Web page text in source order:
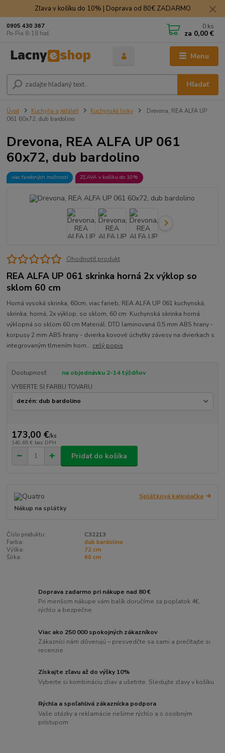
Zľava v košíku do 10% | Doprava od 80€ ZADARMO
Menu
Hľadať
0905 430 367
Po-Pia 8-18 hod.
0 ks
za 0,00 €
Úvod Kuchyňa a jedáleň Kuchynské linky
Drevona, REA ALFA UP
061 60x72, dub bardolino
Drevona, REA ALFA UP 061
60x72, dub bardolino
viac farebných možností ZĽAVA v košíku do 10%
Ohodnotiť produkt
REA ALFA UP 061 skrinka horná 2x výklop so
sklom 60 cm
Horná vysoká skrinka, 60cm, viac farieb, REA ALFA UP 061 kuchynská,
skrinka, horná, 2x výklop, so sklom, 60 cm Kuchynská skrinka horná
výklopná so sklom 60 cm Materiál: DTD laminovaná 0,5 mm ABS hrany -
korpusy 2 mm ABS hrany - dvierka kovové úchytky závesy na dvierkach s
integrovaným tlmením horn... celý popis
Dostupnosť
na objednávku 2-14 týždňov
VYBERTE SI FARBU TOVARU
173,00 €/ks
140,65 € bez DPH
Pridať do košíka
Splátková kalkulačka
Nákup na splátky
Číslo produktu:
C32213
Farba:
dub bardolino
Výška:
72 cm
Šírka:
60 cm
Doprava zadarmo pri nákupe nad 80 €
Pri menšom nákupe vám balík doručíme za poplatok 4€,
rýchlo a bezpečne
Viac ako 250 000 spokojných zákazníkov
Zákazníci nám dôverujú – presvedčte sa sami a prečítajte si
recenzie
Získajte zľavu až do výšky 10%
Vyberte si kombináciu zliav a ušetrite. Sledujte zľavy v košíku
Rýchla a spoľahlivá zákaznícka podpora
Vaše otázky a reklamácie riešime rýchlo a s osobným
prístupom